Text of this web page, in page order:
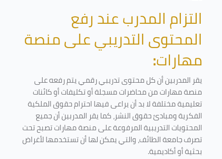
التزام المدرب عند رفع
المحتوى التدريبي على منصة
مهارات:
يقر المدربين أن كل محتوى تدريبي رقمي يتم رفعه على
منصة مهارات من محاضرات مسجلة أو تكليفات أو كائنات
تعليمية مختلفة لا بد أن يراعى فيها احترام حقوق الملكية
الفكرية ومبادئ حقوق النشر، كما يقر المدربين أن جميع
المحتويات التدريبية المرفوعة على منصة مهارات تصبح تحت
تصرف جامعة الطائف، والتي يمكن لها أن تستخدمها لأغراض
بحثية أو أكاديمية.